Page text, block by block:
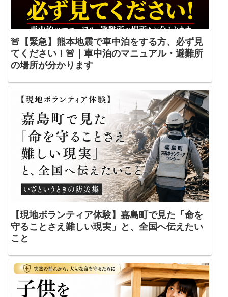
🚨【緊急】熊本地震で車中泊をする方、必ず見
てください！🚨｜車中泊のマニュアル・避難所
の場所が分かります
【現地ボランティア体験】嘉島町で見た「命を
守ることさえ難しい現実」と、全国へ伝えたい
こと